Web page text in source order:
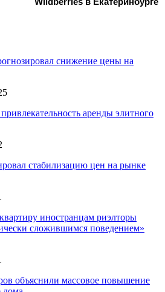
снижение цены на
аренды элитного
стабилизацию цен на рынке
иностранцам риэлторы
сложившимся поведением»
объяснили массовое повышение